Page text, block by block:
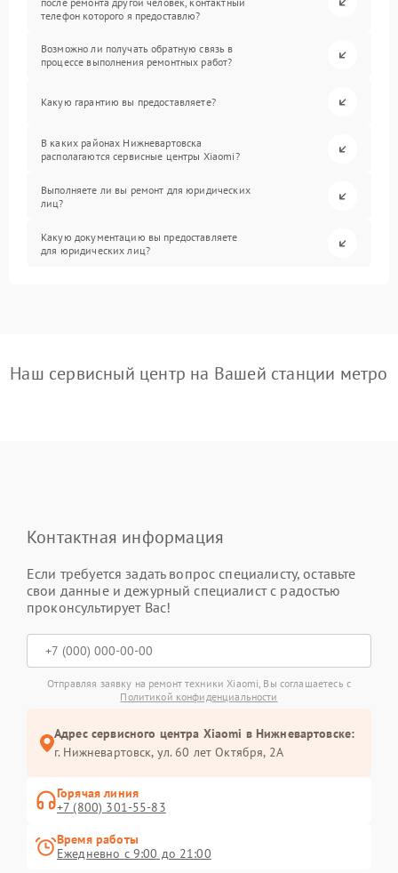
телефон которого я предоставлю?
Возможно ли получать обратную связь в
процессе выполнения ремонтных работ?
Какую гарантию вы предоставляете?
В каких районах Нижневартовска
располагаются сервисные центры Xiaomi?
Выполняете ли вы ремонт для юридических
лиц?
Какую документацию вы предоставляете
для юридических лиц?
Наш сервисный центр на Вашей станции метро
Контактная информация
Если требуется задать вопрос специалисту, оставьте
свои данные и дежурный специалист с радостью
проконсультирует Вас!
Отправляя заявку на ремонт техники Xiaomi, Вы соглашаетесь с
Политикой конфиденциальности
Адрес сервисного центра Xiaomi в Нижневартовске:
г. Нижневартовск, ул. 60 лет Октября, 2А
Горячая линия
+7 (800) 301-55-83
Время работы
Ежедневно с 9:00 до 21:00